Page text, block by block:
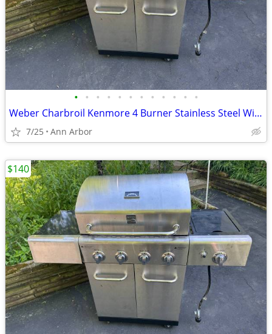
• • • • • • • • • • • •
Weber Charbroil Kenmore 4 Burner Stainless Steel With Side Burner
7/25 Ann Arbor
$140